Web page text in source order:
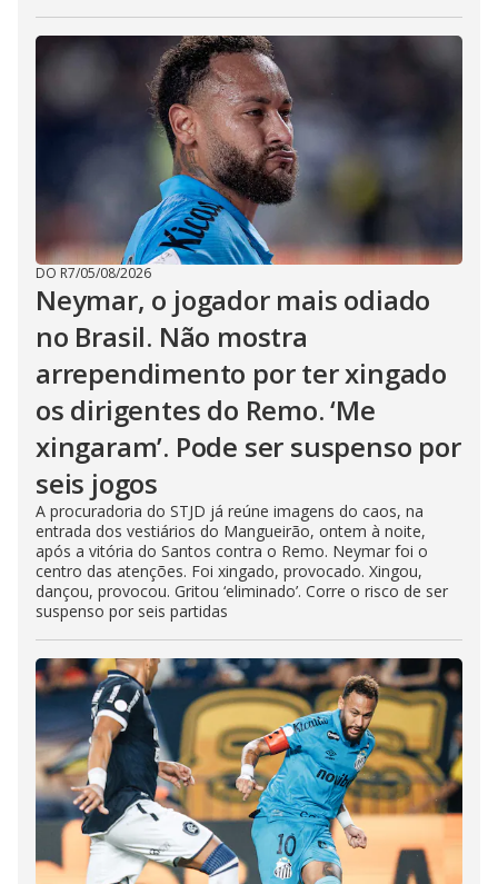
DO R7/05/08/2026
Neymar, o jogador mais odiado
no Brasil. Não mostra
arrependimento por ter xingado
os dirigentes do Remo. ‘Me
xingaram’. Pode ser suspenso por
seis jogos
A procuradoria do STJD já reúne imagens do caos, na
entrada dos vestiários do Mangueirão, ontem à noite,
após a vitória do Santos contra o Remo. Neymar foi o
centro das atenções. Foi xingado, provocado. Xingou,
dançou, provocou. Gritou ‘eliminado’. Corre o risco de ser
suspenso por seis partidas